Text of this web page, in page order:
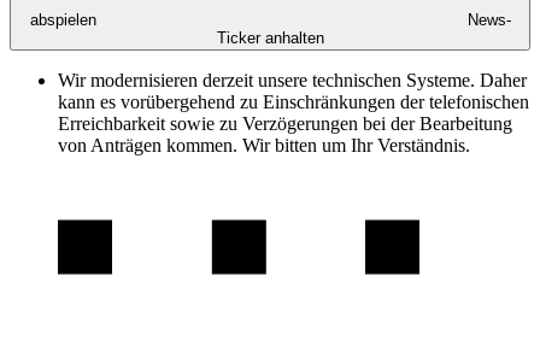
abspielen
News-
Ticker anhalten
Wir modernisieren derzeit unsere technischen Systeme. Daher
kann es vorübergehend zu Einschränkungen der telefonischen
Erreichbarkeit sowie zu Verzögerungen bei der Bearbeitung
von Anträgen kommen. Wir bitten um Ihr Verständnis.